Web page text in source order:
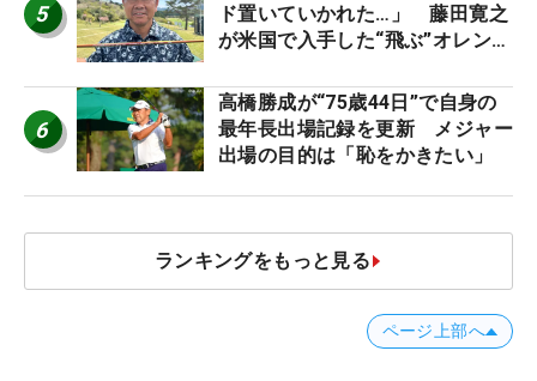
5
ド置いていかれた…」 藤田寛之
が米国で入手した“飛ぶ”オレンジ
6
高橋勝成が“75歳44日”で自身の
最年長出場記録を更新 メジャー
出場の目的は「恥をかきたい」
ランキングをもっと見る
ページ上部へ